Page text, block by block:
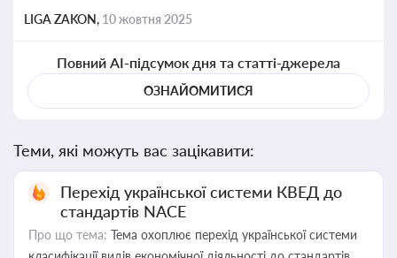
LIGA ZAKON, 10 жовтня 2025
Повний AI-підсумок дня та статті-джерела
ОЗНАЙОМИТИСЯ
Теми, які можуть вас зацікавити:
Перехід української системи КВЕД до
стандартів NACE
Про що тема: Тема охоплює перехід української системи